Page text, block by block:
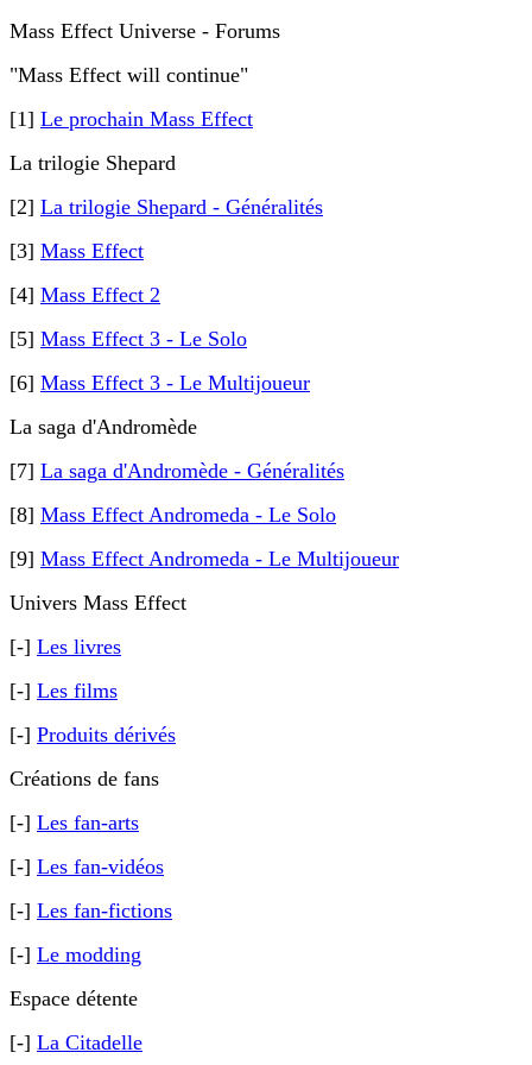
Mass Effect Universe - Forums
"Mass Effect will continue"
[1] Le prochain Mass Effect
La trilogie Shepard
[2] La trilogie Shepard - Généralités
[3] Mass Effect
[4] Mass Effect 2
[5] Mass Effect 3 - Le Solo
[6] Mass Effect 3 - Le Multijoueur
La saga d'Andromède
[7] La saga d'Andromède - Généralités
[8] Mass Effect Andromeda - Le Solo
[9] Mass Effect Andromeda - Le Multijoueur
Univers Mass Effect
[-] Les livres
[-] Les films
[-] Produits dérivés
Créations de fans
[-] Les fan-arts
[-] Les fan-vidéos
[-] Les fan-fictions
[-] Le modding
Espace détente
[-] La Citadelle